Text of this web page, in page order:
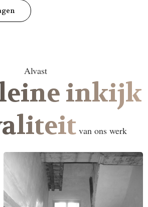
Alvast
inkijk
van ons werk